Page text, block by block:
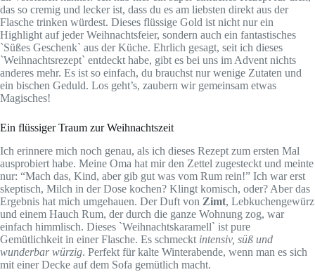
das so cremig und lecker ist, dass du es am liebsten direkt aus der
Flasche trinken würdest. Dieses flüssige Gold ist nicht nur ein
Highlight auf jeder Weihnachtsfeier, sondern auch ein fantastisches
`Süßes Geschenk` aus der Küche. Ehrlich gesagt, seit ich dieses
`Weihnachtsrezept` entdeckt habe, gibt es bei uns im Advent nichts
anderes mehr. Es ist so einfach, du brauchst nur wenige Zutaten und
ein bischen Geduld. Los geht’s, zaubern wir gemeinsam etwas
Magisches!
Ein flüssiger Traum zur Weihnachtszeit
Ich erinnere mich noch genau, als ich dieses Rezept zum ersten Mal
ausprobiert habe. Meine Oma hat mir den Zettel zugesteckt und meinte
nur: “Mach das, Kind, aber gib gut was vom Rum rein!” Ich war erst
skeptisch, Milch in der Dose kochen? Klingt komisch, oder? Aber das
Ergebnis hat mich umgehauen. Der Duft von Zimt, Lebkuchengewürz
und einem Hauch Rum, der durch die ganze Wohnung zog, war
einfach himmlisch. Dieses `Weihnachtskaramell` ist pure
Gemütlichkeit in einer Flasche. Es schmeckt intensiv, süß und
wunderbar würzig. Perfekt für kalte Winterabende, wenn man es sich
mit einer Decke auf dem Sofa gemütlich macht.